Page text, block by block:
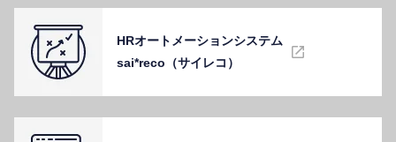
HRオートメーションシステム
sai*reco（サイレコ）